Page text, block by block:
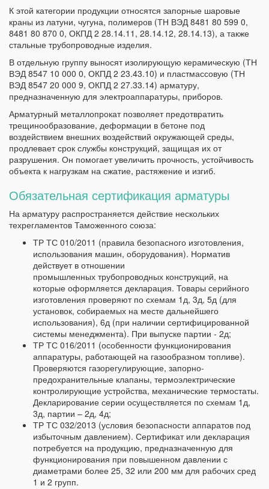
К этой категории продукции относятся запорные шаровые
краны из латуни, чугуна, полимеров (ТН ВЭД 8481 80 599 0,
8481 80 870 0, ОКПД 2 28.14.11, 28.14.12, 28.14.13), а также
стальные трубопроводные изделия.
В отдельную группу выносят изолирующую керамическую (ТН
ВЭД 8547 10 000 0, ОКПД 2 23.43.10) и пластмассовую (ТН
ВЭД 8547 20 000 9, ОКПД 2 27.33.14) арматуру,
предназначенную для электроаппаратуры, приборов.
Арматурный металлопрокат позволяет предотвратить
трещинообразование, деформации в бетоне под
воздействием внешних воздействий окружающей среды,
продлевает срок службы конструкций, защищая их от
разрушения. Он помогает увеличить прочность, устойчивость
объекта к нагрузкам на сжатие, растяжение и изгиб.
Обязательная сертификация арматуры
На арматуру распространяется действие нескольких
техрегламентов Таможенного союза:
ТР ТС 010/2011 (правила безопасного изготовления,
использования машин, оборудования). Норматив
действует в отношении
промышленных трубопроводных конструкций, на
которые оформляется декларация. Товары серийного
изготовления проверяют по схемам 1д, 3д, 5д (для
установок, собираемых на месте дальнейшего
использования), 6д (при наличии сертифицированной
системы менеджмента). При выпуске партии - 2д;
ТР ТС 016/2011 (особенности функционирования
аппаратуры, работающей на газообразном топливе).
Проверяются газорегулирующие, запорно-
предохранительные клапаны, термоэлектрические
контролирующие устройства, механические термостаты.
Декларирование серии осуществляется по схемам 1д,
3д, партии – 2д, 4д;
ТР ТС 032/2013 (условия безопасности аппаратов под
избыточным давлением). Сертификат или декларация
потребуется на продукцию, предназначенную для
функционирования при повышенном давлении с
диаметрами более 25, 32 или 200 мм для рабочих сред
1 и 2 групп.